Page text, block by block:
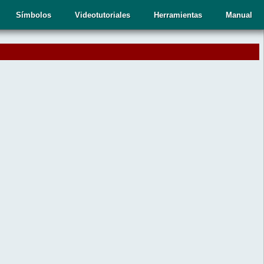
Manual
Herramientas
Videotutoriales
Símbolos